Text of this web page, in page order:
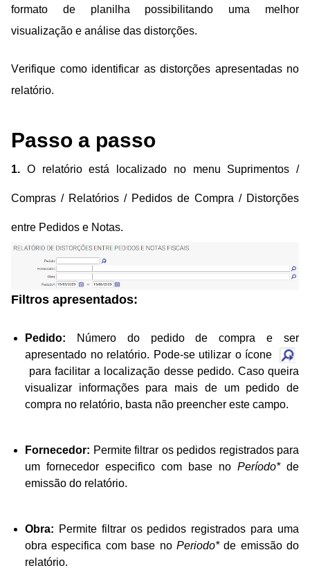
formato de planilha possibilitando uma melhor
visualização e análise das distorções.
Verifique como identificar as distorções apresentadas no
relatório.
Passo a passo
1. O relatório está localizado no menu Suprimentos /
Compras / Relatórios / Pedidos de Compra / Distorções
entre Pedidos e Notas.
Filtros apresentados:
Pedido:
Número do pedido de compra e ser
apresentado no relatório. Pode-se utilizar o ícone
para facilitar a localização desse pedido. Caso queira
visualizar informações para mais de um pedido de
compra no relatório, basta não preencher este campo.
Fornecedor: Permite filtrar os pedidos registrados para
um fornecedor especifico com base no Período* de
emissão do relatório.
Obra: Permite filtrar os pedidos registrados para uma
obra especifica com base no Periodo* de emissão do
relatório.